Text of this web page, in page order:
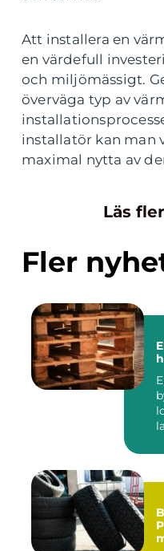
Att installera en
en värdefull
och miljömässigt.
överväga typ av
installatör kan man
maximal nytta av
Läs
Fler